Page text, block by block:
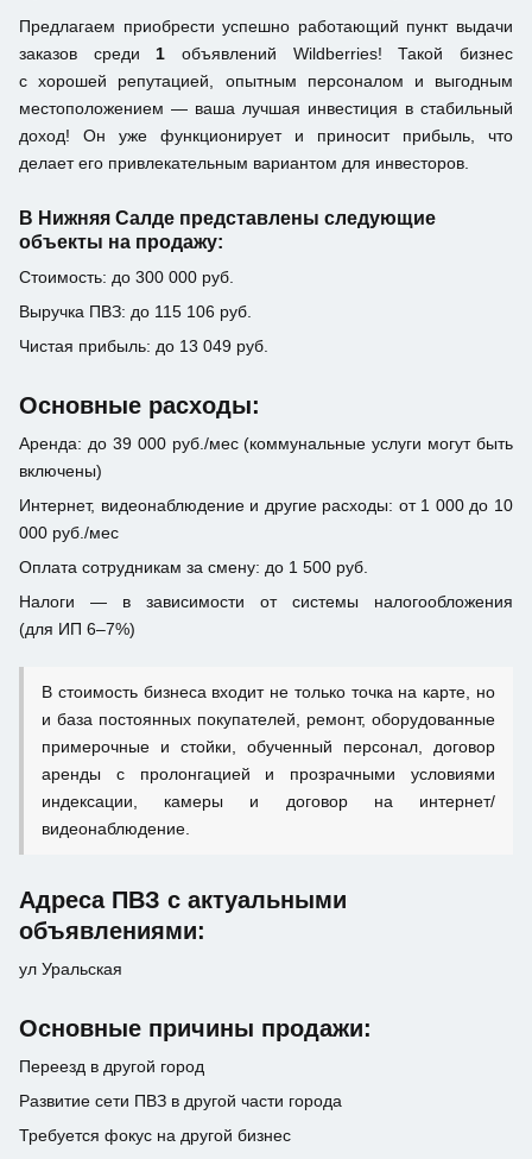
Предлагаем приобрести успешно работающий пункт выдачи
заказов среди 1 объявлений Wildberries! Такой бизнес
с хорошей репутацией, опытным персоналом и выгодным
местоположением — ваша лучшая инвестиция в стабильный
доход! Он уже функционирует и приносит прибыль, что
делает его привлекательным вариантом для инвесторов.
В Нижняя Салде представлены следующие
объекты на продажу:
Стоимость: до 300 000 руб.
Выручка ПВЗ: до 115 106 руб.
Чистая прибыль: до 13 049 руб.
Основные расходы:
Аренда: до 39 000 руб./мес (коммунальные услуги могут быть
включены)
Интернет, видеонаблюдение и другие расходы: от 1 000 до 10
000 руб./мес
Оплата сотрудникам за смену: до 1 500 руб.
Налоги — в зависимости от системы налогообложения
(для ИП 6–7%)
В стоимость бизнеса входит не только точка на карте, но
и база постоянных покупателей, ремонт, оборудованные
примерочные и стойки, обученный персонал, договор
аренды с пролонгацией и прозрачными условиями
индексации, камеры и договор на интернет/
видеонаблюдение.
Адреса ПВЗ с актуальными
объявлениями:
ул Уральская
Основные причины продажи:
Переезд в другой город
Развитие сети ПВЗ в другой части города
Требуется фокус на другой бизнес